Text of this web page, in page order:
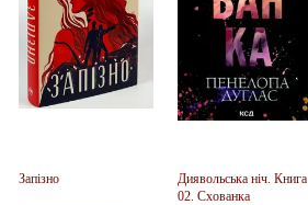
Запізно
Диявольська ніч. Книга
02. Схованка